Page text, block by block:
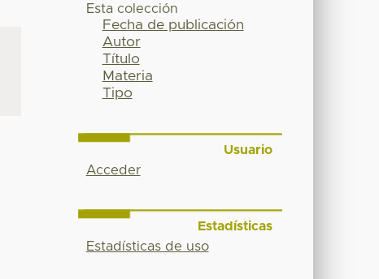
Esta colección
Fecha de publicación
Autor
Título
Materia
Tipo
Usuario
Acceder
Estadísticas
Estadísticas de uso